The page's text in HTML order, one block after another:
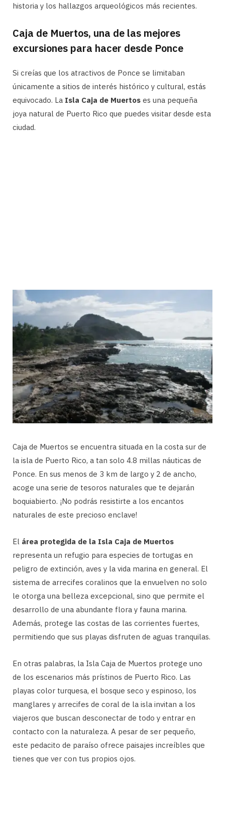
historia y los hallazgos arqueológicos más recientes.
Caja de Muertos, una de las mejores
excursiones para hacer desde Ponce
Si creías que los atractivos de Ponce se limitaban
únicamente a sitios de interés histórico y cultural, estás
equivocado. La Isla Caja de Muertos es una pequeña
joya natural de Puerto Rico que puedes visitar desde esta
ciudad.
Caja de Muertos se encuentra situada en la costa sur de
la isla de Puerto Rico, a tan solo 4.8 millas náuticas de
Ponce. En sus menos de 3 km de largo y 2 de ancho,
acoge una serie de tesoros naturales que te dejarán
boquiabierto. ¡No podrás resistirte a los encantos
naturales de este precioso enclave!
El área protegida de la Isla Caja de Muertos
representa un refugio para especies de tortugas en
peligro de extinción, aves y la vida marina en general. El
sistema de arrecifes coralinos que la envuelven no solo
le otorga una belleza excepcional, sino que permite el
desarrollo de una abundante flora y fauna marina.
Además, protege las costas de las corrientes fuertes,
permitiendo que sus playas disfruten de aguas tranquilas.
En otras palabras, la Isla Caja de Muertos protege uno
de los escenarios más prístinos de Puerto Rico. Las
playas color turquesa, el bosque seco y espinoso, los
manglares y arrecifes de coral de la isla invitan a los
viajeros que buscan desconectar de todo y entrar en
contacto con la naturaleza. A pesar de ser pequeño,
este pedacito de paraíso ofrece paisajes increíbles que
tienes que ver con tus propios ojos.